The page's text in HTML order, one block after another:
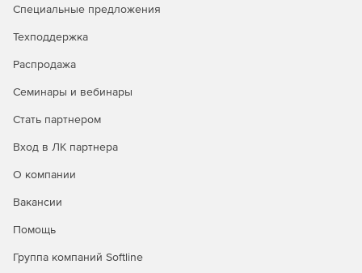
Pedal. Wavetable - это новый синтезатор, созданный
аналоговых и цифровых аппаратных задержек в
рабочая станция для ударных инструментов. Pedal –
гитарные педали, искажения, перегрузы и фуз.
Функция Capture позволит сохранить все идеи, даже
контроллером Push 2.
Специальные предложения
Техподдержка
Распродажа
Семинары и вебинары
Стать партнером
Вход в ЛК партнера
О компании
Вакансии
Помощь
Группа компаний Softline